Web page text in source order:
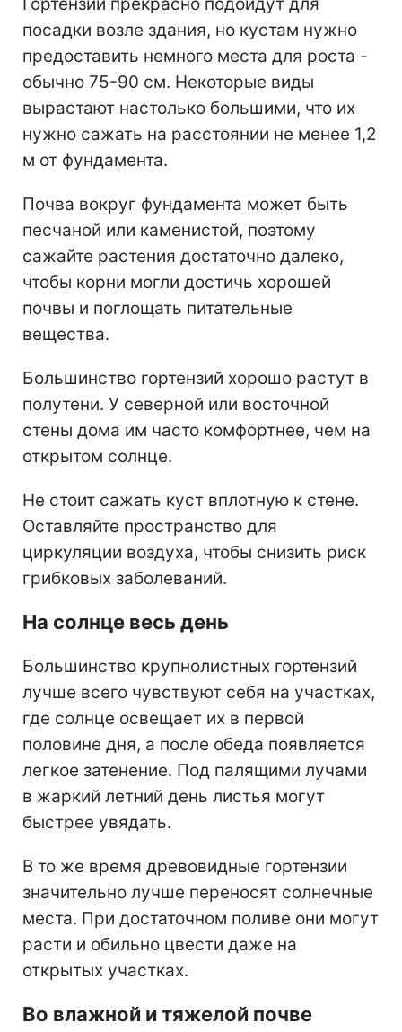
Гортензии прекрасно подойдут для
посадки возле здания, но кустам нужно
предоставить немного места для роста -
обычно 75-90 см. Некоторые виды
вырастают настолько большими, что их
нужно сажать на расстоянии не менее 1,2
м от фундамента.
Почва вокруг фундамента может быть
песчаной или каменистой, поэтому
сажайте растения достаточно далеко,
чтобы корни могли достичь хорошей
почвы и поглощать питательные
вещества.
Большинство гортензий хорошо растут в
полутени. У северной или восточной
стены дома им часто комфортнее, чем на
открытом солнце.
Не стоит сажать куст вплотную к стене.
Оставляйте пространство для
циркуляции воздуха, чтобы снизить риск
грибковых заболеваний.
На солнце весь день
Большинство крупнолистных гортензий
лучше всего чувствуют себя на участках,
где солнце освещает их в первой
половине дня, а после обеда появляется
легкое затенение. Под палящими лучами
в жаркий летний день листья могут
быстрее увядать.
В то же время древовидные гортензии
значительно лучше переносят солнечные
места. При достаточном поливе они могут
расти и обильно цвести даже на
открытых участках.
Во влажной и тяжелой почве